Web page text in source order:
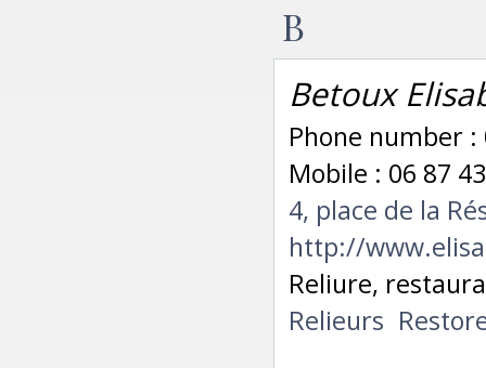
B
Betoux
Phone number :
Mobile : 06 87
4, place de la
http://
Reliure,
Relieurs